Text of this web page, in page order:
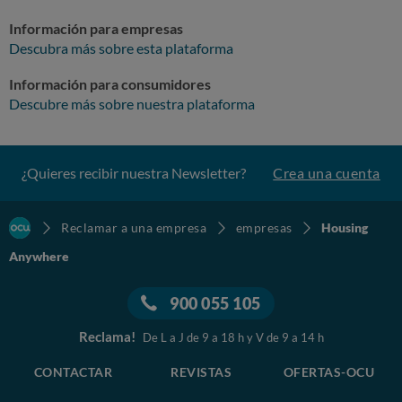
Información para empresas
Descubra más sobre esta plataforma
Información para consumidores
Descubre más sobre nuestra plataforma
¿Quieres recibir nuestra Newsletter? Crea una cuenta
Reclamar a una empresa empresas
Housing
Anywhere
900 055 105
Reclama! De L a J de 9 a 18 h y V de 9 a 14 h
CONTACTAR REVISTAS OFERTAS-OCU